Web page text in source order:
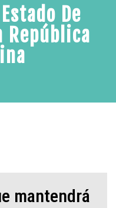
De
República
mantendrá